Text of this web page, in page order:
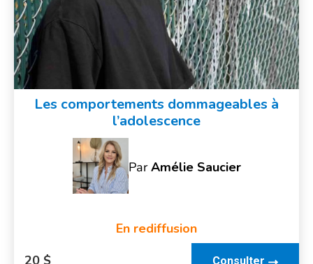
Les comportements dommageables à
l’adolescence
ParAmélie Saucier
En rediffusion
Consulter